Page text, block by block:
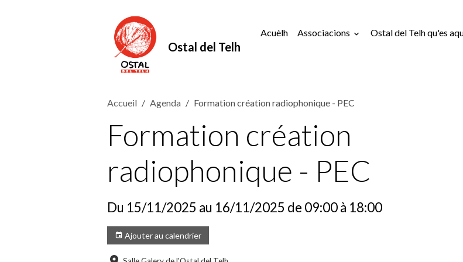
Ostal del Telh
Acuèlh Associacions Ostal del Telh qu'es
Accueil Agenda Formation création radiophonique - PEC
Formation création
radiophonique - PEC
Du 15/11/2025 au 16/11/2025 de 09:00à 18:00
Ajouter au calendrier